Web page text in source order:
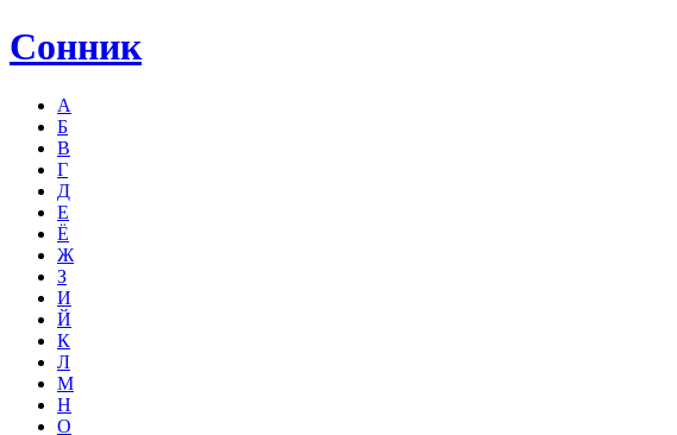
Сонник
А
Б
В
Г
Д
Е
Ё
Ж
З
И
Й
К
Л
М
Н
О